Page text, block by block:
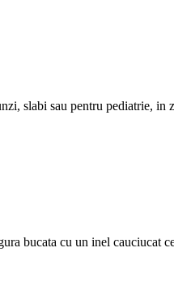
slabi sau pentru pediatrie, in
bucata cu un inel cauciucat